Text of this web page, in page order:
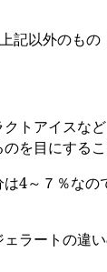
上記以外のもの
トアイスな
を目にするこ
4～７％な
ラートの違